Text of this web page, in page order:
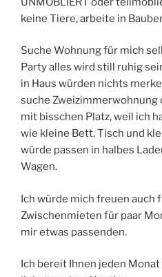
keine Tiere, arbeite in
Suche Wohnung für mich
Party alles wird still ruhig
in Haus würden nichts
suche
mit bisschen Platz, weil ich
wie kleine Bett, Tisch und
würde passen in halbes
Wagen.
Ich würde mich freuen auch
Zwischenmieten für paar
mir etwas passenden.
Ich bereit Ihnen jeden